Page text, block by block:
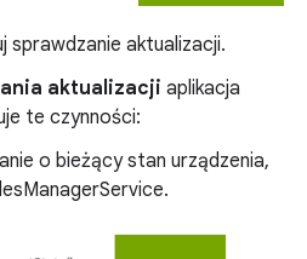
sprawdzanie aktualizacji.
aktualizacji aplikacja
te czynności:
o bieżący stan urządzenia,